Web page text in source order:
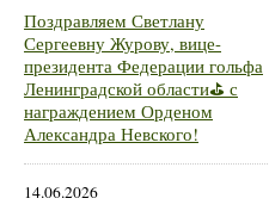
Поздравляем Светлану
Сергеевну Журову, вице-
президента Федерации гольфа
Ленинградской области⛳ с
награждением Орденом
Александра Невского!
14.06.2026